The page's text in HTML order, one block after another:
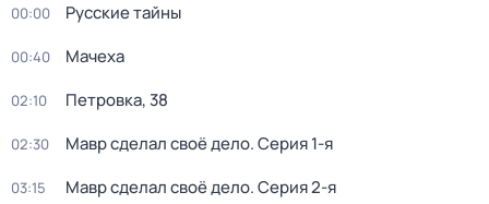
00:00 Русские тайны
00:40 Мачеха
02:10 Петровка, 38
02:30 Мавр сделал своё дело. Серия 1-я
03:15 Мавр сделал своё дело. Серия 2-я